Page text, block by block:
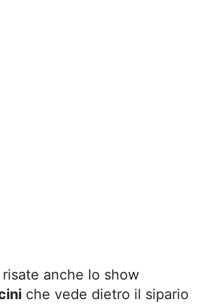
anche lo show
che vede dietro il sipario